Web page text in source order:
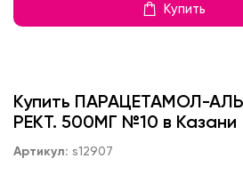
Купить
Купить ПАРАЦЕТАМОЛ-
РЕКТ. 500МГ №10 в Казани
Артикул: s12907